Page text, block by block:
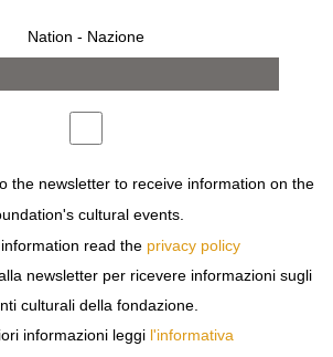
Nation - Nazione
the newsletter to receive information on the
cultural events.
read the privacy policy
newsletter per ricevere informazioni sugli
culturali della fondazione.
informazioni leggi l'informativa